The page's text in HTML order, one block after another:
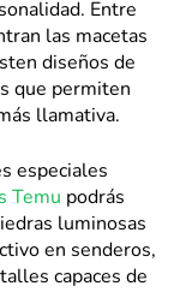
Entre
las macetas
diseños de
que permiten
llamativa.
especiales
Temu podrás
luminosas
en senderos,
capaces de